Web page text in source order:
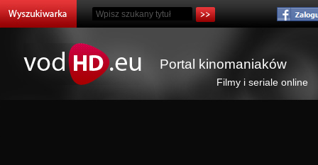
Portal kinomaniaków
Filmy i seriale online